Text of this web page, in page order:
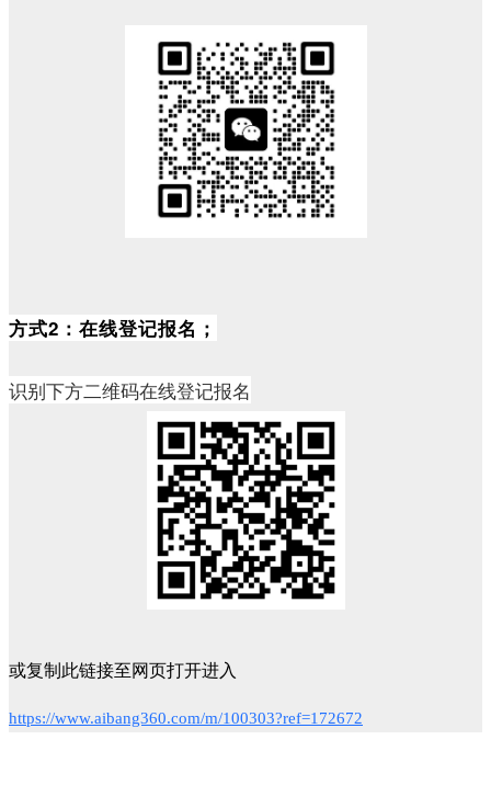
方式2：在线登记报名；
识别下方二维码在线登记报名
或复制此链接至网页打开进入
https://www.aibang360.com/m/100303?ref=172672